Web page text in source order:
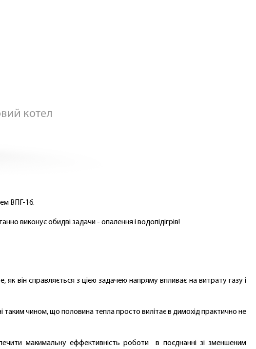
ВПГ-16.
виконує обидві задачи - опалення і водопідігрів!
він справляється з цією задачею напряму впливає на витрату газу і
таким чином, що половина тепла просто вилітає в димохід практично не
макимальну еффективність роботи в поєднанні зі зменшеним